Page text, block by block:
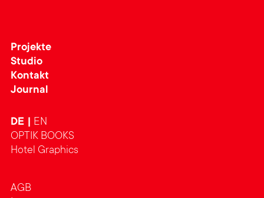
Projekte
Studio
Kontakt
Journal
DE
EN
OPTIK BOOKS
Hotel Graphics
AGB